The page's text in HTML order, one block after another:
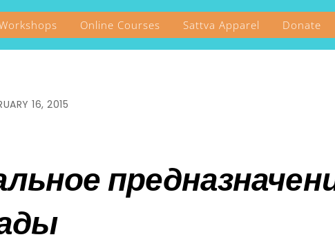
Online Courses Sattva Apparel Donate
16, 2015